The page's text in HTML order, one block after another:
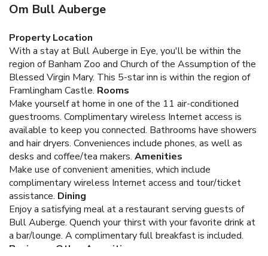
Om Bull Auberge
Property Location
With a stay at Bull Auberge in Eye, you'll be within the
region of Banham Zoo and Church of the Assumption of the
Blessed Virgin Mary. This 5-star inn is within the region of
Framlingham Castle. Rooms
Make yourself at home in one of the 11 air-conditioned
guestrooms. Complimentary wireless Internet access is
available to keep you connected. Bathrooms have showers
and hair dryers. Conveniences include phones, as well as
desks and coffee/tea makers. Amenities
Make use of convenient amenities, which include
complimentary wireless Internet access and tour/ticket
assistance. Dining
Enjoy a satisfying meal at a restaurant serving guests of
Bull Auberge. Quench your thirst with your favorite drink at
a bar/lounge. A complimentary full breakfast is included.
Business, Other Amenities